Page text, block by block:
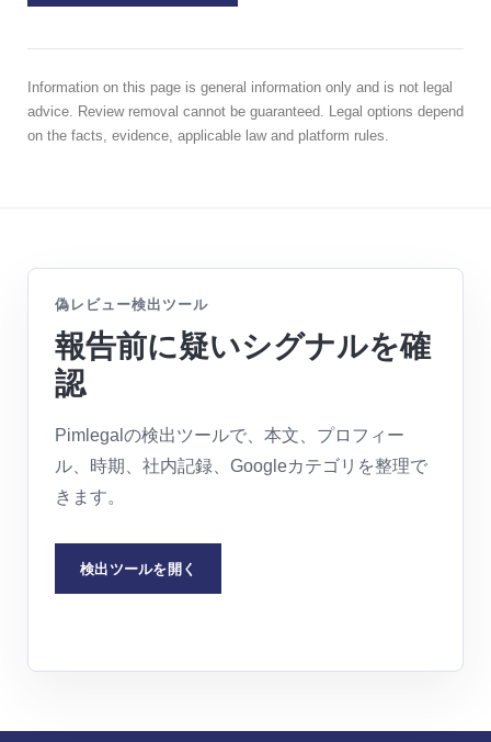
Information on this page is general information only and is not legal
advice. Review removal cannot be guaranteed. Legal options depend
on the facts, evidence, applicable law and platform rules.
偽レビュー検出ツール
報告前に疑いシグナルを確
認
Pimlegalの検出ツールで、本文、プロフィー
ル、時期、社内記録、Googleカテゴリを整理で
きます。
検出ツールを開く